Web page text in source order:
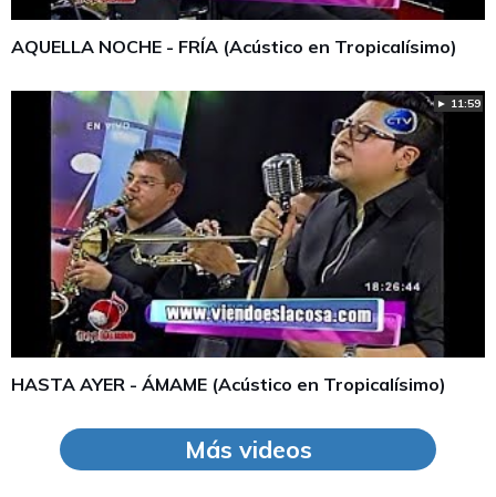
AQUELLA NOCHE - FRÍA (Acústico en Tropicalísimo)
► 11:59
HASTA AYER - ÁMAME (Acústico en Tropicalísimo)
Más videos